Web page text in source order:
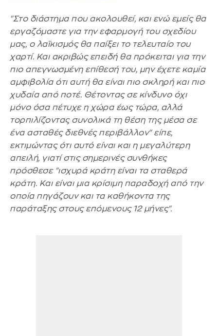
"Στο διάστημα που ακολουθεί, και ενώ εμείς θα
εργαζόμαστε για την εφαρμογή του σχεδίου
μας, ο λαϊκισμός θα παίξει το τελευταίο του
χαρτί. Και ακριβώς επειδή θα πρόκειται για την
πιο απεγνωσμένη επίθεσή του, μην έχετε καμία
αμφιβολία ότι αυτή θα είναι πιο σκληρή και πιο
χυδαία από ποτέ. Θέτοντας σε κίνδυνο όχι
μόνο όσα πέτυχε η χώρα έως τώρα, αλλά
τορπιλίζοντας συνολικά τη θέση της μέσα σε
ένα ασταθές διεθνές περιβάλλον" είπε,
εκτιμώντας ότι αυτό είναι και η μεγαλύτερη
απειλή, γιατί στις σημερινές συνθήκες
πρόσθεσε "ισχυρά κράτη είναι τα σταθερά
κράτη. Και είναι μια κρίσιμη παραδοχή από την
οποία πηγάζουν και τα καθήκοντα της
παράταξης στους επόμενους 12 μήνες".